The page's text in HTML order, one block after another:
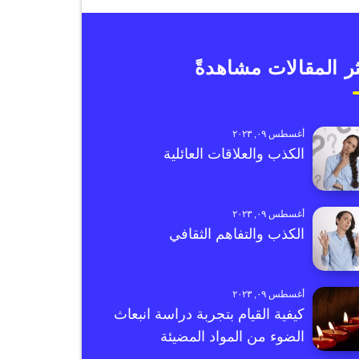
المقالات مشاهدةً
أغسطس ٠٩, ٢٠٢٣
الكذب والعلاقات العائلية
أغسطس ٠٩, ٢٠٢٣
الكذب والتفاهم الثقافي
أغسطس ٠٩, ٢٠٢٣
كيفية القيام بتجربة دراسة انبعاث
الضوء من المواد المضيئة